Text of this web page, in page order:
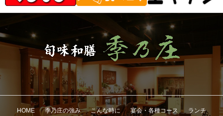
HOME 季乃庄の強み こんな時に 宴会・各種コース ランチ